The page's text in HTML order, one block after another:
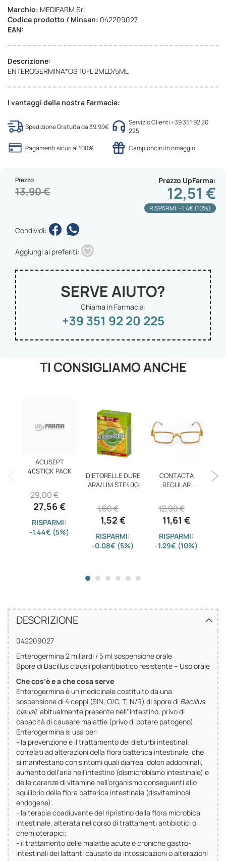
Marchio: MEDIFARM Srl
Codice prodotto / Minsan: 042209027
EAN:
Descrizione:
ENTEROGERMINA*OS 10FL 2MLD/5ML
I vantaggi della nostra Farmacia:
Spedizione Gratuita da 39,90€
Servizio Clienti +39 351 92 20
225
Pagamenti sicuri al 100%
Campioncini in omaggio
Prezzo UpFarma
12,51 €
Prezzo
13,90 €
RISPARMI: -1.4€ (10%)
Condividi:
Aggiungi ai preferiti:
SERVE AIUTO?
Chiama in Farmacia:
+39 351 92 20 225
TI CONSIGLIAMO ANCHE
ACUSEPT
40STICK PACK
27,56 €
29,00 €
RISPARMI:
-1.44€ (5%)
DIETORELLE DURE
ARA/LIM STE40G
1,52 €
1,60 €
RISPARMI:
-0.08€ (5%)
CONTACTA
REGULAR
11,61 €
12,90 €
RISPARMI:
-1.29€ (10%)
DESCRIZIONE
042209027
Enterogermina 2 miliardi / 5 ml sospensione orale
Spore di Bacillus clausii poliantibiotico resistente – Uso orale
Che cos’è e a che cosa serve
Enterogermina è un medicinale costituito da una
sospensione di 4 ceppi (SIN, O/C, T, N/R) di spore di Bacillus
clausii, abitualmente presente nell''intestino, privo di
capacità di causare malattie (privo di potere patogeno).
Enterogermina si usa per:
- la prevenzione e il trattamento dei disturbi intestinali
correlati ad alterazioni della flora batterica intestinale, che
si manifestano con sintomi quali diarrea, dolori addominali,
aumento dell’aria nell’intestino (dismicrobismo intestinale) e
delle carenze di vitamine nell’organismo conseguenti allo
squilibrio della flora batterica intestinale (disvitaminosi
endogene);
- la terapia coadiuvante del ripristino della flora microbica
intestinale, alterata nel corso di trattamenti antibiotici o
chemioterapici;
- il trattamento delle malattie acute e croniche gastro-
intestinali dei lattanti causate da intossicazioni o alterazioni